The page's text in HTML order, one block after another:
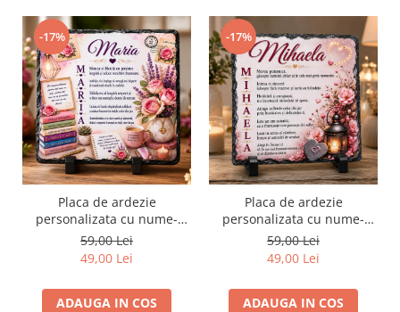
-17%
Placa de ardezie
personalizata cu nume-
Maria
59,00 Lei
49,00 Lei
ADAUGA IN COS
-17%
Placa de ardezie
personalizata cu nume-
Mihaela
59,00 Lei
49,00 Lei
ADAUGA IN COS